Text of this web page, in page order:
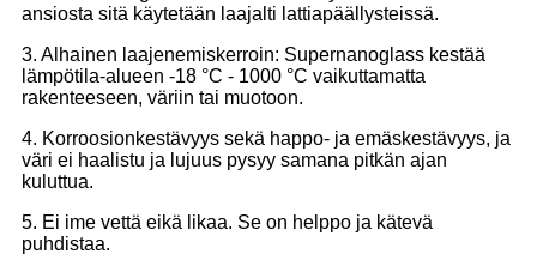
ansiosta sitä käytetään laajalti lattiapäällysteissä.
3. Alhainen laajenemiskerroin: Supernanoglass kestää
lämpötila-alueen -18 °C - 1000 °C vaikuttamatta
rakenteeseen, väriin tai muotoon.
4. Korroosionkestävyys sekä happo- ja emäskestävyys, ja
väri ei haalistu ja lujuus pysyy samana pitkän ajan
kuluttua.
5. Ei ime vettä eikä likaa. Se on helppo ja kätevä
puhdistaa.